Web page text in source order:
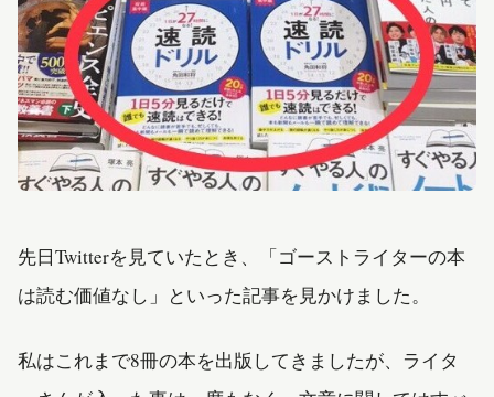
先日Twitterを見ていたとき、「ゴーストライターの本
は読む価値なし」といった記事を見かけました。
私はこれまで8冊の本を出版してきましたが、ライタ